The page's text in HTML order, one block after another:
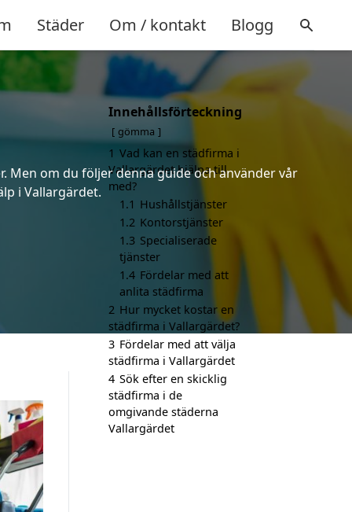
Städer Om / kontakt Blogg
om du följer denna guide och använder vår
i Vallargärdet.
Innehållsförteckning
gömma
1 Vad kan en städfirma i
Vallargärdet hjälpa till
med?
1.1 Hushållstjänster
1.2 Kontorstjänster
1.3 Specialiserade
tjänster
1.4 Fördelar med att
anlita städfirma
2 Hur mycket kostar en
städfirma i Vallargärdet?
3 Fördelar med att välja
städfirma i Vallargärdet
4 Sök efter en skicklig
städfirma i de
omgivande städerna
Vallargärdet